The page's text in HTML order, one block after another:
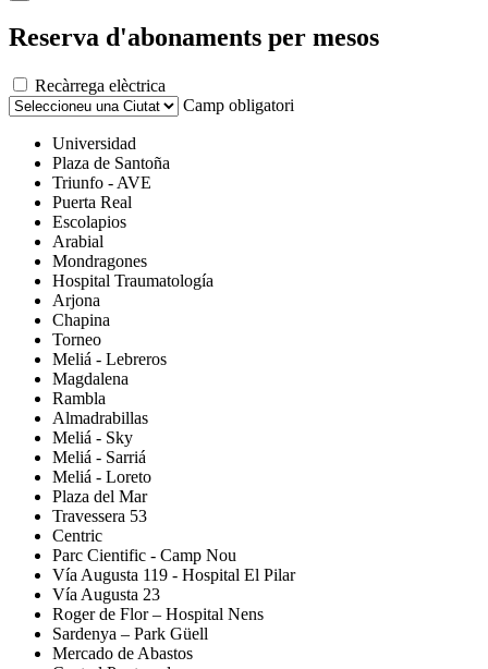
Reserva d'abonaments per mesos
Recàrrega elèctrica
Camp obligatori
Universidad
Plaza de Santoña
Triunfo - AVE
Puerta Real
Escolapios
Arabial
Mondragones
Hospital Traumatología
Arjona
Chapina
Torneo
Meliá - Lebreros
Magdalena
Rambla
Almadrabillas
Meliá - Sky
Meliá - Sarriá
Meliá - Loreto
Plaza del Mar
Travessera 53
Centric
Parc Cientific - Camp Nou
Vía Augusta 119 - Hospital El Pilar
Vía Augusta 23
Roger de Flor – Hospital Nens
Sardenya – Park Güell
Mercado de Abastos